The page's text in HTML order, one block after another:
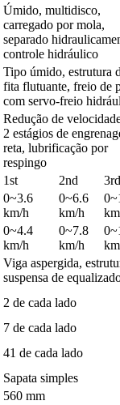
Úmido, multidisco,
carregado por mola,
separado
controle hidráulico
Tipo úmido, estrutura
fita flutuante, freio de
com servo-freio
Redução de
2 estágios de
reta, lubrificação por
respingo
1st 2nd
3rd
0~3.6
km/h
0~6.6
km/h
0~4.4
km/h
0~7.8
km/h
Viga aspergida,
suspensa de
2 de cada lado
7 de cada lado
41 de cada lado
Sapata simples
560 mm